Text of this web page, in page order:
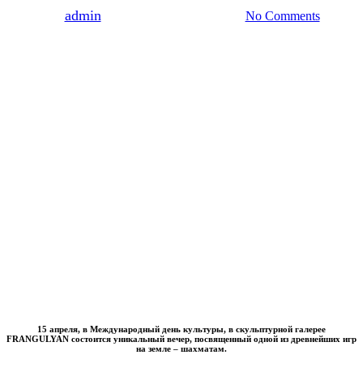
admin No Comments
15 апреля, в Международный день культуры, в скульптурной галерее
FRANGULYAN состоится уникальный вечер, посвященный одной из древнейших игр
на земле – шахматам.